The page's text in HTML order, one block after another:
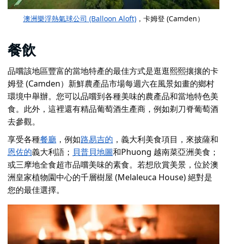
澳洲樂浮熱氣球公司 (Balloon Aloft)，卡姆登 (Camden）
餐飲
品嚐該地區豐富的當地特產的最佳方式是逛逛熙熙攘攘的卡
姆登 (Camden）新鮮農產品市場每週六在風景如畫的鄉村
環境中舉辦。您可以品嚐到各種美味的農產品和當地特色美
食。此外，這裡還有精品葡萄酒生產商，例如剃刀脊葡萄酒
去參觀。
享受各種餐廳 ，例如路易吉的 ， 義大利美食項目 ， 來披薩和
恩佐的義大利語； 貝普貝地圖和Phuong 越南菜亞洲美食；
或三摩地全食超市品嚐美味的素食。若想欣賞美景，位於澳
洲皇家植物園中心的千層樹屋 (Melaleuca House) 絕對是
您的最佳選擇。